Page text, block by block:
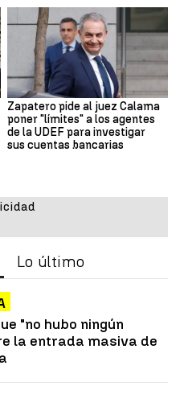
Zapatero pide al juez Calama
poner "límites" a los agentes
de la UDEF para investigar
sus cuentas bancarias
Lo último
"no hubo ningún
la entrada masiva de